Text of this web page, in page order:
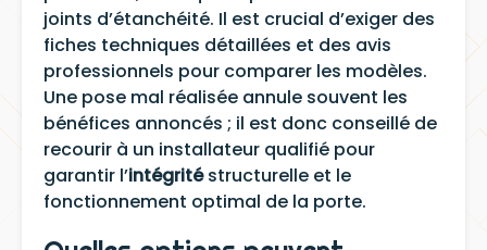
joints d’étanchéité. Il est crucial d’exiger des
fiches techniques détaillées et des avis
professionnels pour comparer les modèles.
Une pose mal réalisée annule souvent les
bénéfices annoncés ; il est donc conseillé de
recourir à un installateur qualifié pour
garantir l’intégritéstructurelle et le
fonctionnement optimal de la porte.